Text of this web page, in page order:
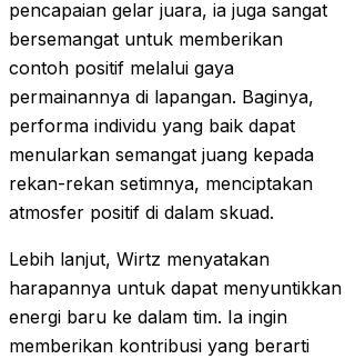
pencapaian gelar juara, ia juga sangat
bersemangat untuk memberikan
contoh positif melalui gaya
permainannya di lapangan. Baginya,
performa individu yang baik dapat
menularkan semangat juang kepada
rekan-rekan setimnya, menciptakan
atmosfer positif di dalam skuad.
Lebih lanjut, Wirtz menyatakan
harapannya untuk dapat menyuntikkan
energi baru ke dalam tim. Ia ingin
memberikan kontribusi yang berarti